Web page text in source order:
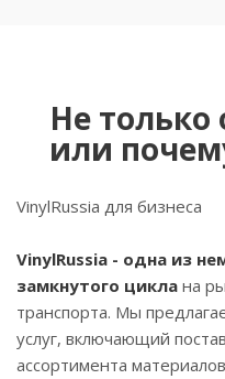
Не только
или
VinylRussia для бизнеса
VinylRussia - одна из
замкнутого цикла на
транспорта. Мы
услуг, включающий
ассортимента